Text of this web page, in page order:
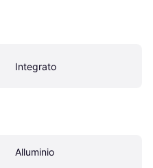
Integrato
Alluminio